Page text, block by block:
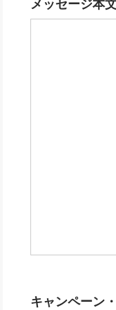
メッセージ本
キャンペーン